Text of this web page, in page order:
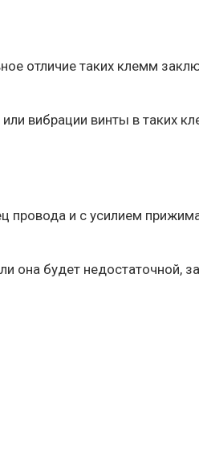
отличие таких клемм
вибрации винты в таких
провода и с усилием
будет недостаточной,